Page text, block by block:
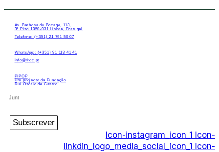
Av. Barbosa du Bocage, 113,
3º Piso 1050-031 Lisboa, Portugal
Telefone: (+351) 21 791 50 07
WhatsApp: (+351) 91 113 41 41
info@froc.pt
PIPOP
Um projecto da Fundação
Rui Osório de Castro
Subscrever
Icon-instagram_icon_1
Icon-
linkdin_logo_media_social_icon_1
Icon-